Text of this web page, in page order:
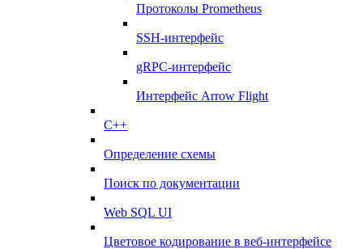
Протоколы Prometheus
SSH-интерфейс
gRPC-интерфейс
Интерфейс Arrow Flight
C++
Определение схемы
Поиск по документации
Web SQL UI
Цветовое кодирование в веб-интерфейсе